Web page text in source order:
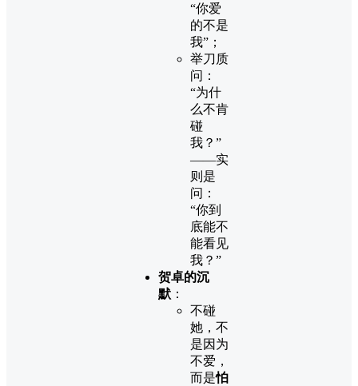
“你爱
的不是
我”；
举刀质
问：
“为什
么不肯
碰
我？”
——实
则是
问：
“你到
底能不
能看见
我？”
贺卓的沉
默 ：
不碰
她，不
是因为
不爱，
而是怕